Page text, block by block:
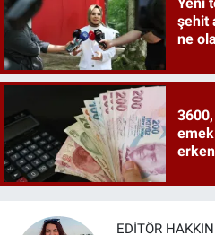
şehit
ne
EDITÖR